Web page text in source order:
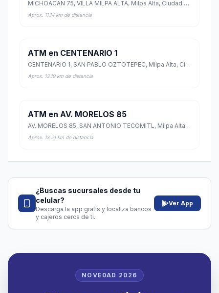
MICHOACAN 75, VILLA MILPA ALTA, Milpa Alta, Ciudad de México
Aprox. 11.14 km de distancia
ATM en CENTENARIO 1
CENTENARIO 1, SAN PABLO OZTOTEPEC, Milpa Alta, Ciudad de México
Aprox. 13.19 km de distancia
ATM en AV. MORELOS 85
AV. MORELOS 85, SAN ANTONIO TECOMITL, Milpa Alta, Ciudad de México
Aprox. 13.21 km de distancia
¿Buscas sucursales desde tu
celular?
Descarga la app gratis y localiza bancos
y cajeros cerca de ti.
Ver App
NOVEDAD 2026